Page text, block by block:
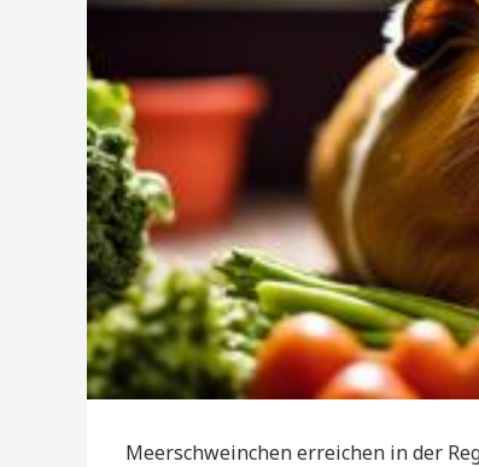
Meerschweinchen erreichen in der